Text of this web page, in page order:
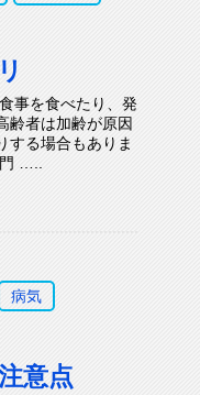
事を食べたり、発
齢者は加齢が原因
する場合もありま
…..
病気
意点